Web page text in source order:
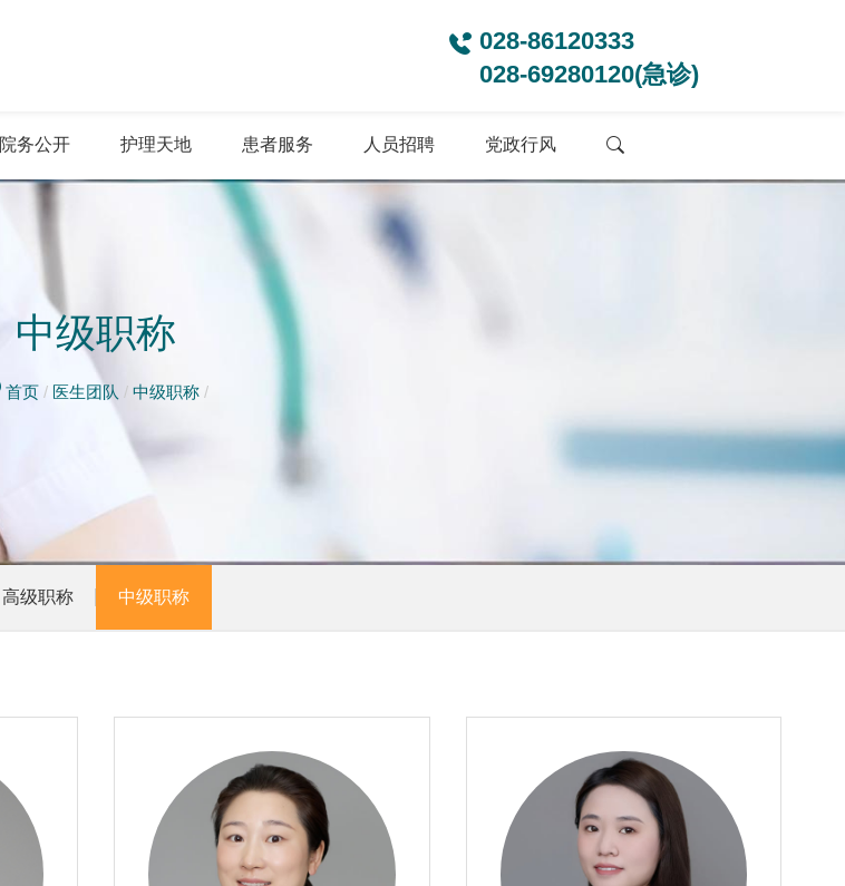
028-86120333
028-69280120(急诊)
院务公开 护理天地 患者服务 人员招聘 党政行风
中级职称
首页 / 医生团队 / 中级职称 /
高级职称 中级职称